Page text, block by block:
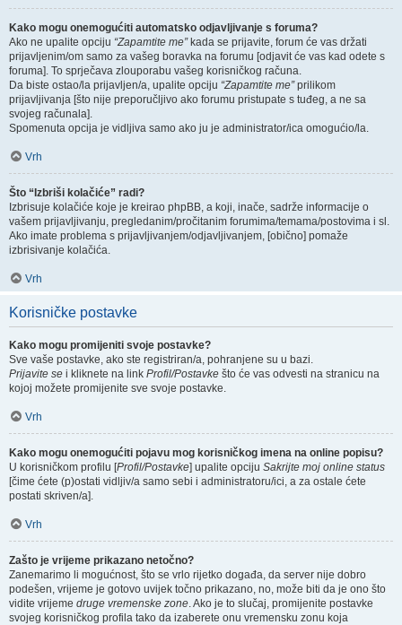
Kako mogu onemogućiti automatsko odjavljivanje s foruma?
Ako ne upalite opciju “Zapamtite me”kada se prijavite, forum će vas držati
prijavljenim/om samo za vašeg boravka na forumu [odjavit će vas kad odete s
foruma]. To sprječava zlouporabu vašeg korisničkog računa.
Da biste ostao/la prijavljen/a, upalite opciju “Zapamtite me”prilikom
prijavljivanja [što nije preporučljivo ako forumu pristupate s tuđeg, a ne sa
svojeg računala].
Spomenuta opcija je vidljiva samo ako ju je administrator/ica omogućio/la.
Vrh
Što “Izbriši kolačiće” radi?
Izbrisuje kolačiće koje je kreirao phpBB, a koji, inače, sadrže informacije o
vašem prijavljivanju, pregledanim/pročitanim forumima/temama/postovima i sl.
Ako imate problema s prijavljivanjem/odjavljivanjem, [obično] pomaže
izbrisivanje kolačića.
Vrh
Korisničke postavke
Kako mogu promijeniti svoje postavke?
Sve vaše postavke, ako ste registriran/a, pohranjene su u bazi.
Prijavite se i kliknete na link Profil/Postavke što će vas odvesti na stranicu na
kojoj možete promijenite sve svoje postavke.
Vrh
Kako mogu onemogućiti pojavu mog korisničkog imena na online popisu?
U korisničkom profilu [Profil/Postavke] upalite opciju Sakrijte moj online status
[čime ćete (p)ostati vidljiv/a samo sebi i administratoru/ici, a za ostale ćete
postati skriven/a].
Vrh
Zašto je vrijeme prikazano netočno?
Zanemarimo li mogućnost, što se vrlo rijetko događa, da server nije dobro
podešen, vrijeme je gotovo uvijek točno prikazano, no, može biti da je ono što
vidite vrijeme druge vremenske zone. Ako je to slučaj, promijenite postavke
svojeg korisničkog profila tako da izaberete onu vremensku zonu koja